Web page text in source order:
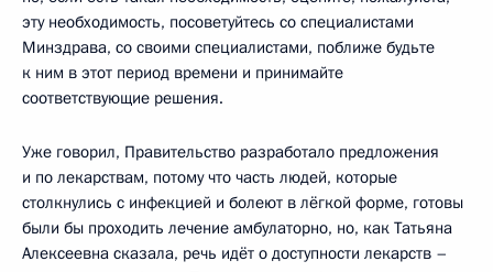
эту необходимость, посоветуйтесь со специалистами
Минздрава, со своими специалистами, поближе будьте
к ним в этот период времени и принимайте
соответствующие решения.
Уже говорил, Правительство разработало предложения
и по лекарствам, потому что часть людей, которые
столкнулись с инфекцией и болеют в лёгкой форме, готовы
были бы проходить лечение амбулаторно, но, как Татьяна
Алексеевна сказала, речь идёт о доступности лекарств –